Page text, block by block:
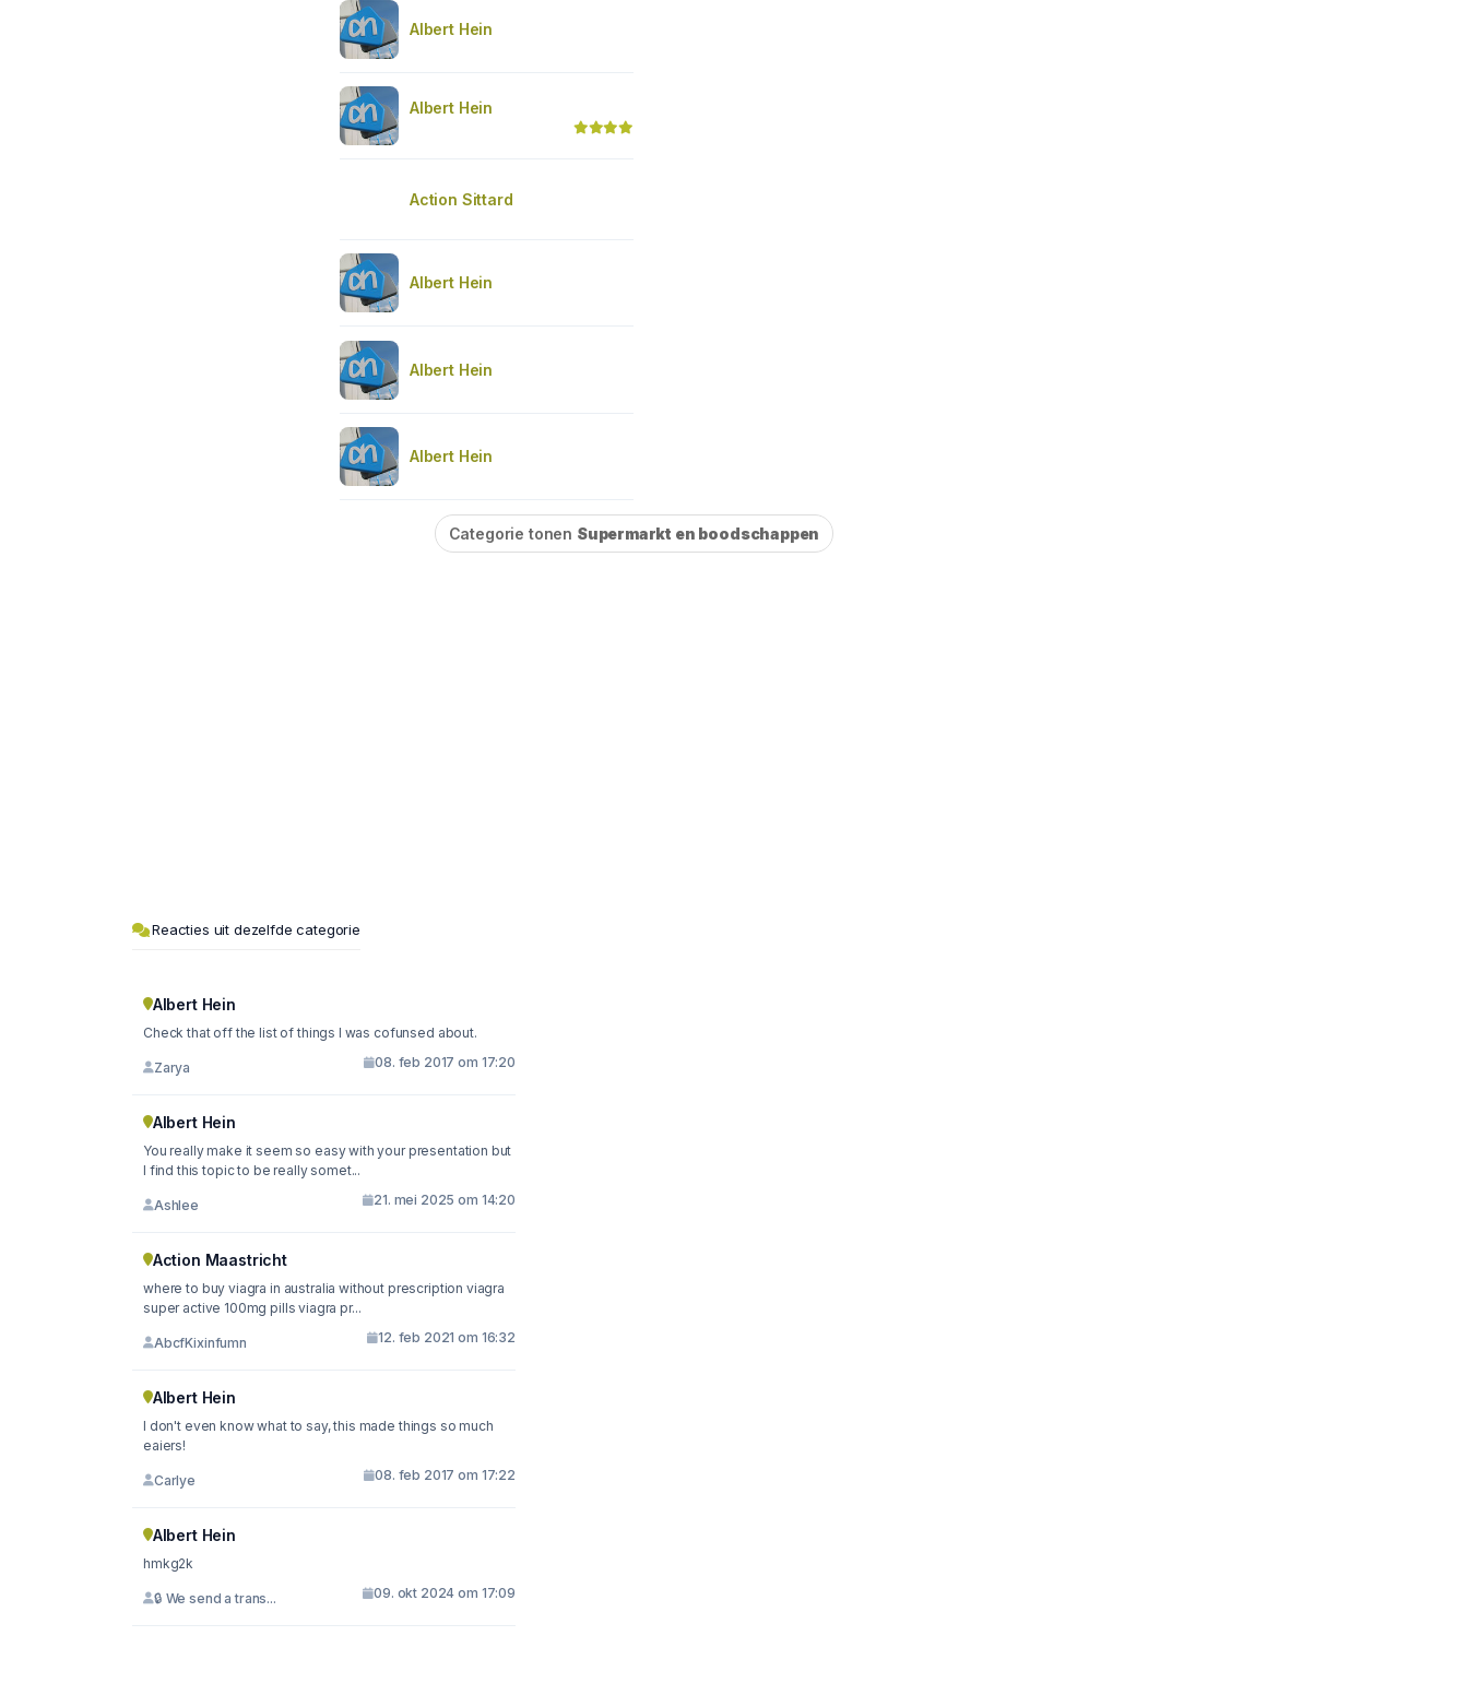
Albert Hein
Albert Hein
Action Sittard
Albert Hein
Albert Hein
Albert Hein
Categorie tonen Supermarkt en boodschappen
Reacties uit dezelfde categorie
Albert Hein
Check that off the list of things I was cofunsed about.
Zarya 08. feb 2017 om 17:20
Albert Hein
You really make it seem so easy with your presentation but
I find this topic to be really somet...
Ashlee 21. mei 2025 om 14:20
Action Maastricht
where to buy viagra in australia without prescription viagra
super active 100mg pills viagra pr...
AbcfKixinfumn 12. feb 2021 om 16:32
Albert Hein
I don't even know what to say, this made things so much
eaiers!
Carlye 08. feb 2017 om 17:22
Albert Hein
hmkg2k
🔒 We send a trans... 09. okt 2024 om 17:09